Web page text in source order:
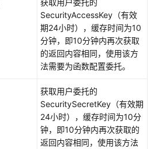
获取用户委托的
SecurityAccessKey（有效
期24小时），缓存时间为10
分钟，即10分钟内再次获取
的返回内容相同，使用该方
法需要为函数配置委托。
获取用户委托的
SecuritySecretKey（有效期
24小时），缓存时间为10分
钟，即10分钟内再次获取的
返回内容相同，使用该方法